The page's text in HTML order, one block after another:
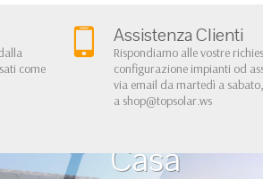
come
Assistenza Clienti
Rispondiamo alle vostre
configurazione impianti od
via email da martedì a
a shop@topsolar.ws
Casa